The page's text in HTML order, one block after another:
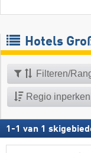
Hotels
Filteren/
Regio inperken
1 -1 van 1